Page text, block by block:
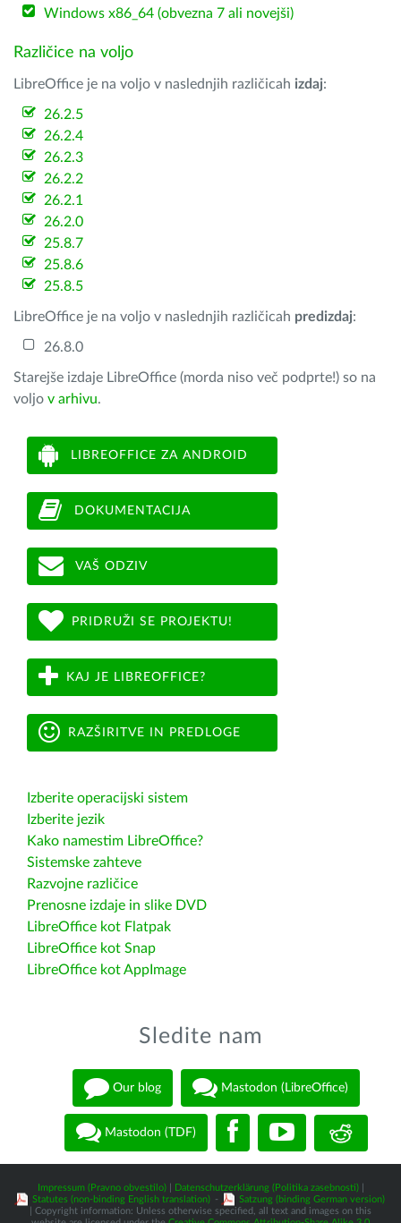
Windows x86_64 (obvezna 7 ali novejši)
Različice na voljo
LibreOffice je na voljo v naslednjih različicah izdaj:
26.2.5
26.2.4
26.2.3
26.2.2
26.2.1
26.2.0
25.8.7
25.8.6
25.8.5
LibreOffice je na voljo v naslednjih različicah predizdaj:
26.8.0
Starejše izdaje LibreOffice (morda niso več podprte!) so na
voljo v arhivu.
LIBREOFFICE ZA ANDROID
DOKUMENTACIJA
VAŠ ODZIV
PRIDRUŽI SE PROJEKTU!
KAJ JE LIBREOFFICE?
RAZŠIRITVE IN PREDLOGE
Izberite operacijski sistem
Izberite jezik
Kako namestim LibreOffice?
Sistemske zahteve
Razvojne različice
Prenosne izdaje in slike DVD
LibreOffice kot Flatpak
LibreOffice kot Snap
LibreOffice kot AppImage
Sledite nam
Our blog Mastodon (LibreOffice)
Mastodon (TDF)
Impressum (Pravno obvestilo)| Datenschutzerklärung (Politika zasebnosti)|
Statutes (non-binding English translation) -
Satzung (binding German version)
| Copyright information: Unless otherwise specified, all text and images on this